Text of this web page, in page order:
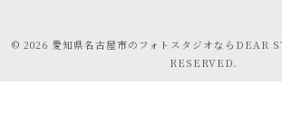
© 2026 愛知県名古屋市のフォトスタジオならDEAR
RESERVED.